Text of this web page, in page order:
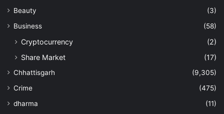
Beauty
(3)
Business
(58)
Cryptocurrency
(2)
Share Market
(17)
Chhattisgarh
(9,305)
Crime
(475)
dharma
(11)